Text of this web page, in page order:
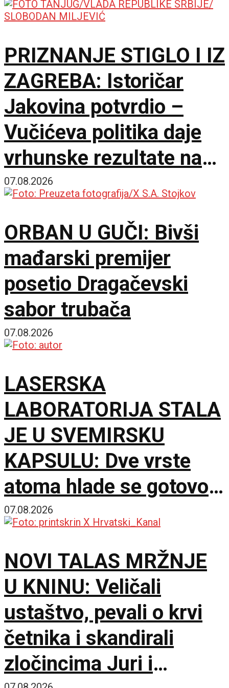
PRIZNANJE STIGLO I IZ
ZAGREBA: Istoričar
Jakovina potvrdio –
Vučićeva politika daje
vrhunske rezultate na
međunarodnoj sceni
07.08.2026
ORBAN U GUČI: Bivši
mađarski premijer
posetio Dragačevski
sabor trubača
07.08.2026
LASERSKA
LABORATORIJA STALA
JE U SVEMIRSKU
KAPSULU: Dve vrste
atoma hlade se gotovo
do apsolutne nule
07.08.2026
NOVI TALAS MRŽNJE
U KNINU: Veličali
ustaštvo, pevali o krvi
četnika i skandirali
zločincima Juri i